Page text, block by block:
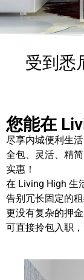
受到悉
您能在
尽享内城便利生
全包、灵活、精
实惠！
在 Living High 生
告别冗长固定的
更没有复杂的押
可直接拎包入职